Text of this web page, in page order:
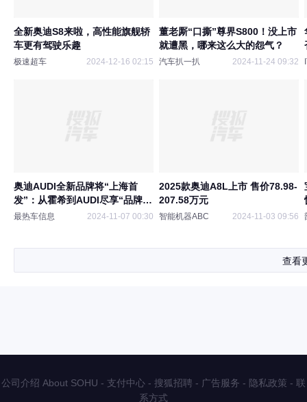
全新奥迪S8来啦，高性能旗舰轿
车更有驾驶乐趣
极速超车 2024-12-16 02:15
董老厮“口撕”尊界S800！没上市
就遭黑，哪来这么大的怨气？
汽车扒一扒 2024-11-24 09:32
奥迪AUDI全新品牌将“上海首
发”：从霍希到AUDI尽享“品牌红
利”
最热车信息 2024-11-07 00:30
2025款奥迪A8L上市 售价78.98-
207.58万元
智能机器ABC 2024-11-03 09:56
查看
公司介绍 About SOHU - 支付中心 - 搜狐招聘 - 广告服务 - 隐私政策 - 联
系方式